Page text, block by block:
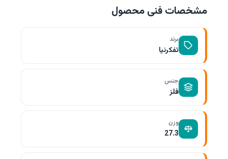
مشخصات فنی محصول
برند
تفکرنیا
جنس
فلز
وزن
27.3